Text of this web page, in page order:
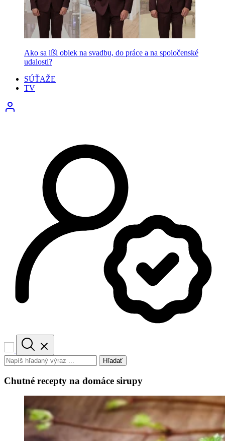
Ako sa líši oblek na svadbu, do práce a na spoločenské
udalosti?
SÚŤAŽE
TV
Hľadať
Chutné recepty na domáce sirupy